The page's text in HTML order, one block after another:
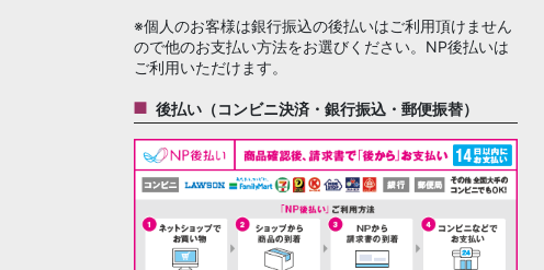
※個人のお客様は銀行振込の後払いはご利用頂けません
ので他のお支払い方法をお選びください。NP後払いは
ご利用いただけます。
後払い（コンビニ決済・銀行振込・郵便振替）